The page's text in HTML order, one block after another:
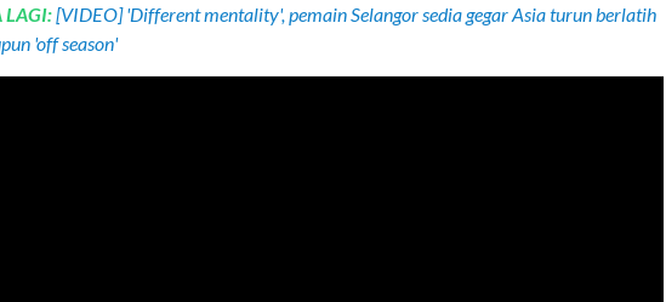
LAGI:[VIDEO] 'Different mentality', pemain Selangor sedia gegar Asia turun berlatih
'off season'